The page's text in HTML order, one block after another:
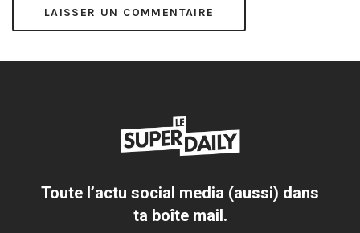
Toute l’actu social media (aussi) dans
ta boîte mail.